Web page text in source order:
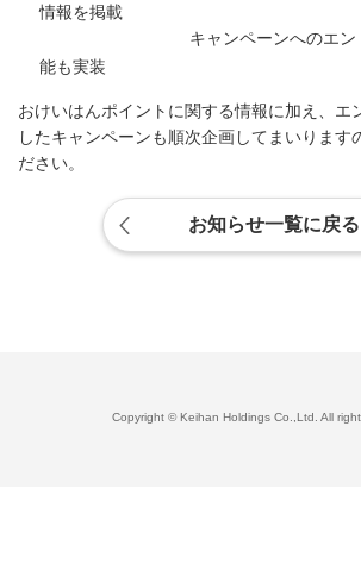
情報を掲載
キャンペーンへのエントリ
能も実装
おけいはんポイントに関する情報に加え、エ
したキャンペーンも順次企画してまいります
ださい。
お知らせ一覧に戻る
Copyright © Keihan Holdings Co.,Ltd. All